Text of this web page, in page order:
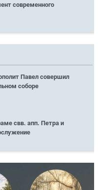
современного
Павел совершил
соборе
свв. апп. Петра и